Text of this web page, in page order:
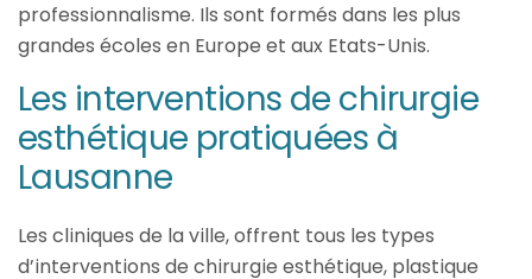
professionnalisme. Ils sont formés dans les plus
grandes écoles en Europe et aux Etats-Unis.
Les interventions de chirurgie
esthétique pratiquées à
Lausanne
Les cliniques de la ville, offrent tous les types
d’interventions de chirurgie esthétique, plastique